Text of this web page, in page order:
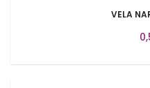
VELA